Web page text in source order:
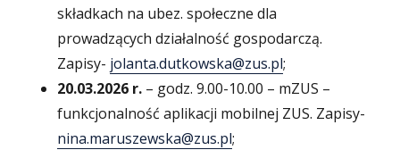
składkach na ubez. społeczne dla
prowadzących działalność gospodarczą.
Zapisy- jolanta.dutkowska@zus.pl;
20.03.2026 r. – godz. 9.00-10.00 – mZUS –
funkcjonalność aplikacji mobilnej ZUS. Zapisy-
nina.maruszewska@zus.pl;